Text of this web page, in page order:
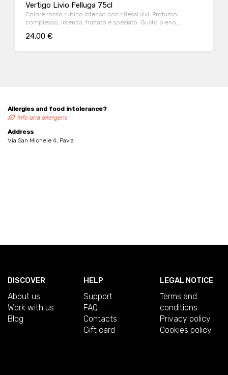
Vertigo Livio Felluga 75cl
Colore rosso rubino intenso con riflessi vivi. Profumo
complesso, intenso, fruttato e speziato. Gusto pieno,
24.00 €
Allergies and food intolerance?
Info and allergens
Address
Via San Michele 4, Pavia
DISCOVER
About us
Work with us
Blog
HELP
Support
FAQ
Contacts
Gift card
LEGAL NOTICE
Terms and
conditions
Privacy policy
Cookies policy